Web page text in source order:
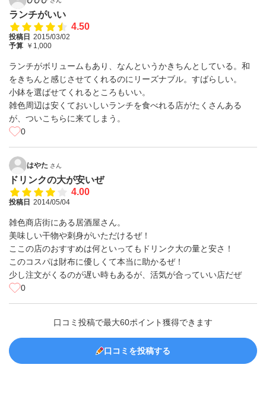
ランチがいい
4.50
投稿日 2015/03/02
予算 ￥1,000
ランチがボリュームもあり、なんというかきちんとしている。和
をきちんと感じさせてくれるのにリーズナブル。すばらしい。
小鉢を選ばせてくれるところもいい。
雑色周辺は安くておいしいランチを食べれる店がたくさんある
が、ついこちらに来てしまう。
0
はやた さん
ドリンクの大が安いぜ
4.00
投稿日 2014/05/04
雑色商店街にある居酒屋さん。
美味しい干物や刺身がいただけるぜ！
ここの店のおすすめは何といってもドリンク大の量と安さ！
このコスパは財布に優しくて本当に助かるぜ！
少し注文がくるのが遅い時もあるが、活気が合っていい店だぜ
0
口コミ投稿で最大60ポイント獲得できます
口コミを投稿する